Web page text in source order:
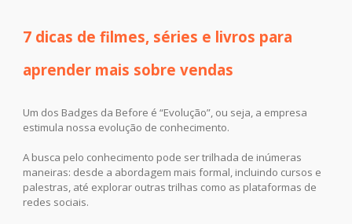
7 dicas de filmes, séries e livros para
aprender mais sobre vendas
Um dos Badges da Before é “Evolução”, ou seja, a empresa
estimula nossa evolução de conhecimento.
A busca pelo conhecimento pode ser trilhada de inúmeras
maneiras: desde a abordagem mais formal, incluindo cursos e
palestras, até explorar outras trilhas como as plataformas de
redes sociais.